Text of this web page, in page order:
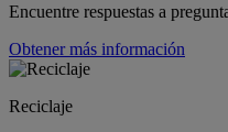
Encuentre respuestas a
Obtener más información
Reciclaje